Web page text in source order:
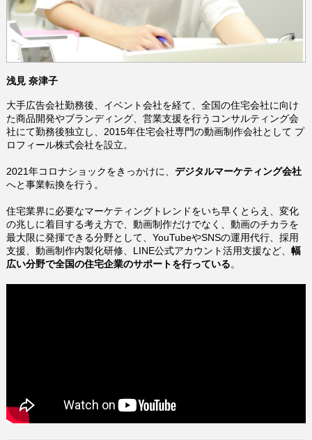
浅見 奈津子
大手広告会社勤務後、イベント会社を経て、全国の住宅会社に向け
た商品開発やブランディング、営業支援を行うコンサルティング会
社にて勤務後独立し、2015年住宅会社専門の動画制作会社として プ
ロフィール株式会社を設立。
2021年コロナショックをきっかけに、 デジタルマーケティング会社
へと事業転換を行う。
住宅業界に必要なマーケティングトレンドをいち早くとらえ、 変化
の兆しに着目する考え方で、 動画制作だけでなく、動画のチカラを
最大限に発揮できる分野として、YouTubeやSNSの運用代行、採用
支援、動画制作内製化研修、LINE公式アカウント活用支援など、 幅
広い分野で全国の住宅企業のサポートを行っている。